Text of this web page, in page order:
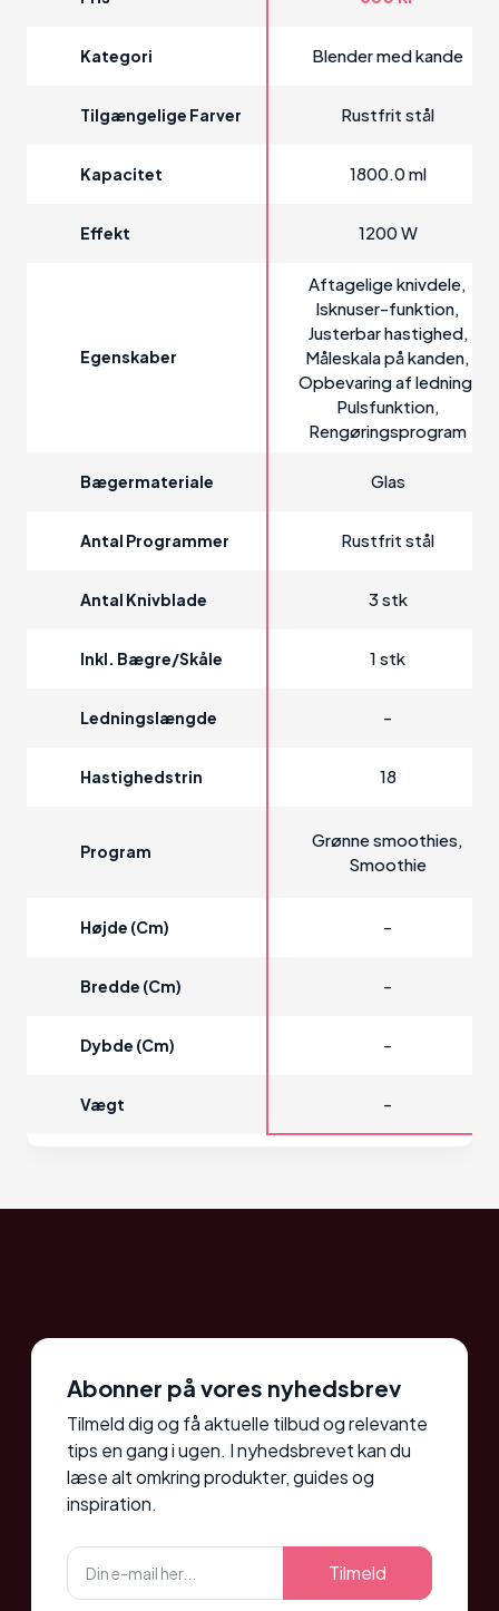
Kategori Blender med kande
Tilgængelige Farver Rustfrit stål
Kapacitet 1800.0 ml
Effekt 1200 W
Egenskaber
Aftagelige knivdele,
Isknuser-funktion,
Justerbar hastighed,
Måleskala på kanden,
Opbevaring af ledning,
Pulsfunktion,
Rengøringsprogram
Bægermateriale Glas
Antal Programmer Rustfrit stål
Antal Knivblade 3 stk
Inkl. Bægre/skåle 1 stk
Ledningslængde -
Hastighedstrin 18
Program
Grønne smoothies,
Smoothie
Højde (cm) -
Bredde (cm) -
Dybde (cm) -
Vægt -
Abonner på vores nyhedsbrev
Tilmeld dig og få aktuelle tilbud og relevante
tips en gang i ugen. I nyhedsbrevet kan du
læse alt omkring produkter, guides og
inspiration.
Tilmeld